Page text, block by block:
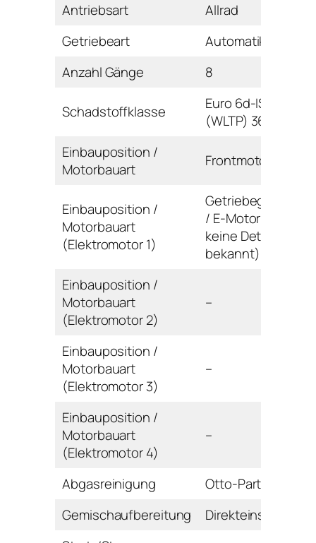
Antriebsart
Allrad
Getriebeart
Automatikgetriebe
Anzahl Gänge
8
Schadstoffklasse
Euro 6d-ISC-FCM
(WLTP) 36AP-AR
Einbauposition /
Motorbauart
Frontmotor / Reihe
Einbauposition /
Motorbauart
(Elektromotor 1)
Getriebegehäuse
/ E-Motor (noch
keine Details
bekannt)
Einbauposition /
Motorbauart
(Elektromotor 2)
–
Einbauposition /
Motorbauart
(Elektromotor 3)
–
Einbauposition /
Motorbauart
(Elektromotor 4)
–
Abgasreinigung
Otto-Partikelfilter
Gemischaufbereitung
Direkteinspritzung